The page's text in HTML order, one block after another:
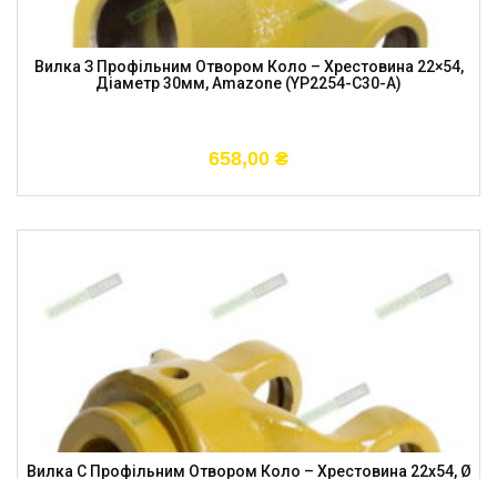
Вилка З Профільним Отвором Коло – Хрестовина 22×54,
Діаметр 30мм, Amazone (YP2254-C30-A)
658,00 ₴
Вилка С Профільним Отвором Коло – Хрестовина 22х54, Ø